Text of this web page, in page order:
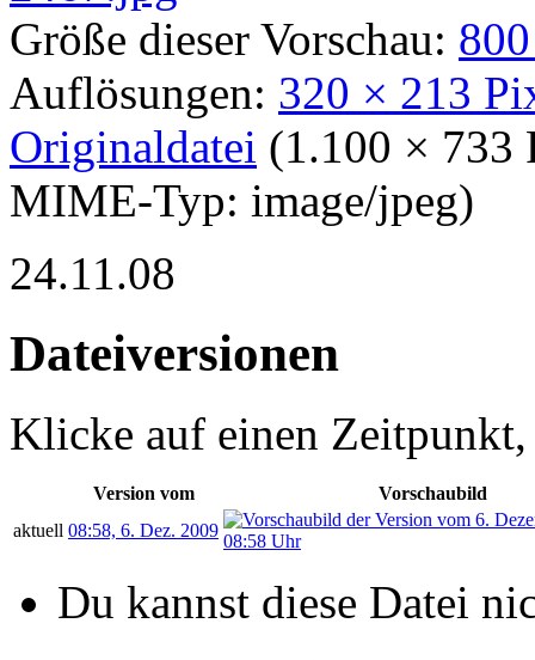
Größe dieser Vorschau:
Auflösungen: 320 × 213
Originaldatei (1.100 × 733
MIME-Typ: image/jpeg)
24.11.08
Dateiversionen
Klicke auf einen Zeitpunkt,
Version vom
Vorschaubild
aktuell 08:58, 6. Dez. 2009
Du kannst diese Datei